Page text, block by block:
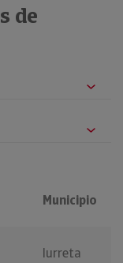
de
Municipio
Iurreta